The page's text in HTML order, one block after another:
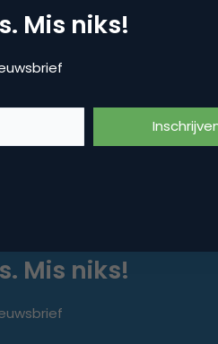
Mis niks!
Mis niks!